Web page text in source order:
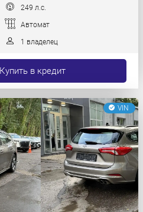
249 л.с.
Автомат
1 владелец
Купить в кредит
VIN